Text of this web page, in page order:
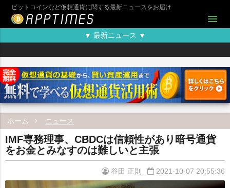
ビットコインなど仮想通貨に関する最新ニュースをお届け
menu
▼ 最新ニュース ▼
ホーム ニュース
IMF専務理事、CBDCは信頼性があり暗号通貨
をお金とみなすのは難しいと主張
谷田 正則 2021-10-07 20:55:36